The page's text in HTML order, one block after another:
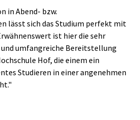
in Abend- bzw.
lässt sich das Studium perfekt mit
ist hier die sehr
umfangreiche Bereitstellung
Hof, die einem ein
Studieren in einer angenehmen